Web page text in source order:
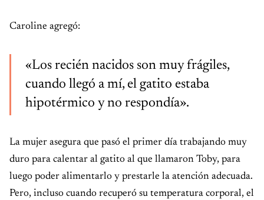
Caroline agregó:
«Los recién nacidos son muy frágiles,
cuando llegó a mí, el gatito estaba
hipotérmico y no respondía».
La mujer asegura que pasó el primer día trabajando muy
duro para calentar al gatito al que llamaron Toby, para
luego poder alimentarlo y prestarle la atención adecuada.
Pero, incluso cuando recuperó su temperatura corporal, el